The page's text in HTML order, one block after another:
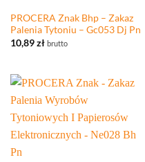
PROCERA Znak Bhp – Zakaz
Palenia Tytoniu – Gc053 Dj Pn
10,89zł brutto